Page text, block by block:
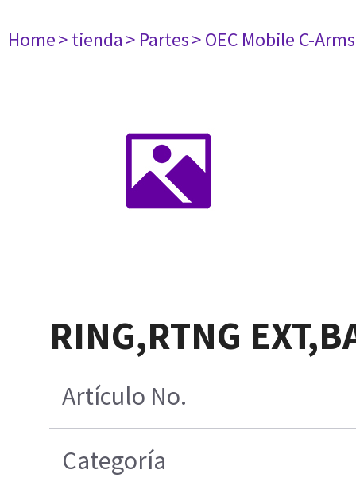
Home> tienda> Partes> OEC Mobile C-Arms
RING,RTNG
Artículo No.
Categoría